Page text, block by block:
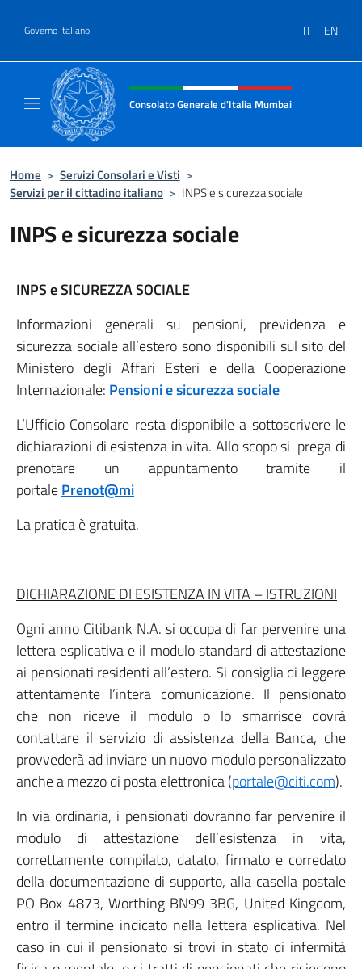
Governo Italiano IT EN
Intestazione sito, social e menù
Consolato Generale d'Italia Mumbai
Home > Servizi Consolari e Visti >
Servizi per il cittadino italiano > INPS e sicurezza sociale
INPS e sicurezza sociale
INPS e SICUREZZA SOCIALE
Informazioni generali su pensioni, previdenza e
sicurezza sociale all’estero sono disponibili sul sito del
Ministero degli Affari Esteri e della Cooperazione
Internazionale: Pensioni e sicurezza sociale
L’Ufficio Consolare resta disponibile a sottoscrivere le
dichiarazioni di esistenza in vita. Allo scopo si prega di
prenotare un appuntamento tramite il
portalePrenot@mi
La pratica è gratuita.
DICHIARAZIONE DI ESISTENZA IN VITA – ISTRUZIONI
Ogni anno Citibank N.A. si occupa di far pervenire una
lettera esplicativa e il modulo standard di attestazione
ai pensionati residenti all’estero. Si consiglia di leggere
attentamente l’intera comunicazione. Il pensionato
che non riceve il modulo o lo smarrisce dovrà
contattare il servizio di assistenza della Banca, che
provvederà ad inviare un nuovo modulo personalizzato
anche a mezzo di posta elettronica (portale@citi.com).
In via ordinaria, i pensionati dovranno far pervenire il
modulo di attestazione dell’esistenza in vita,
correttamente compilato, datato, firmato e corredato
della documentazione di supporto, alla casella postale
PO Box 4873, Worthing BN99 3BG, United Kingdom,
entro il termine indicato nella lettera esplicativa. Nel
caso in cui il pensionato si trovi in stato di infermità